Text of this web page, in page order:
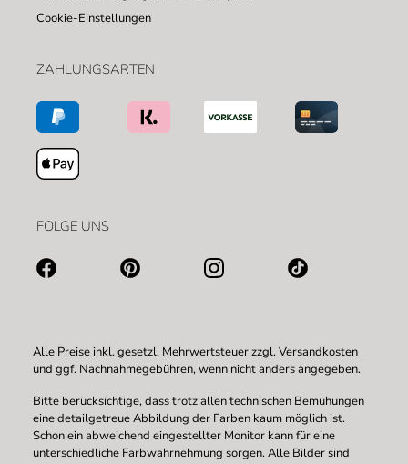
Cookie-Einstellungen
ZAHLUNGSARTEN
FOLGE UNS
Alle Preise inkl. gesetzl. Mehrwertsteuer zzgl.Versandkosten
und ggf. Nachnahmegebühren, wenn nicht anders angegeben.
Bitte berücksichtige, dass trotz allen technischen Bemühungen
eine detailgetreue Abbildung der Farben kaum möglich ist.
Schon ein abweichend eingestellter Monitor kann für eine
unterschiedliche Farbwahrnehmung sorgen. Alle Bilder sind